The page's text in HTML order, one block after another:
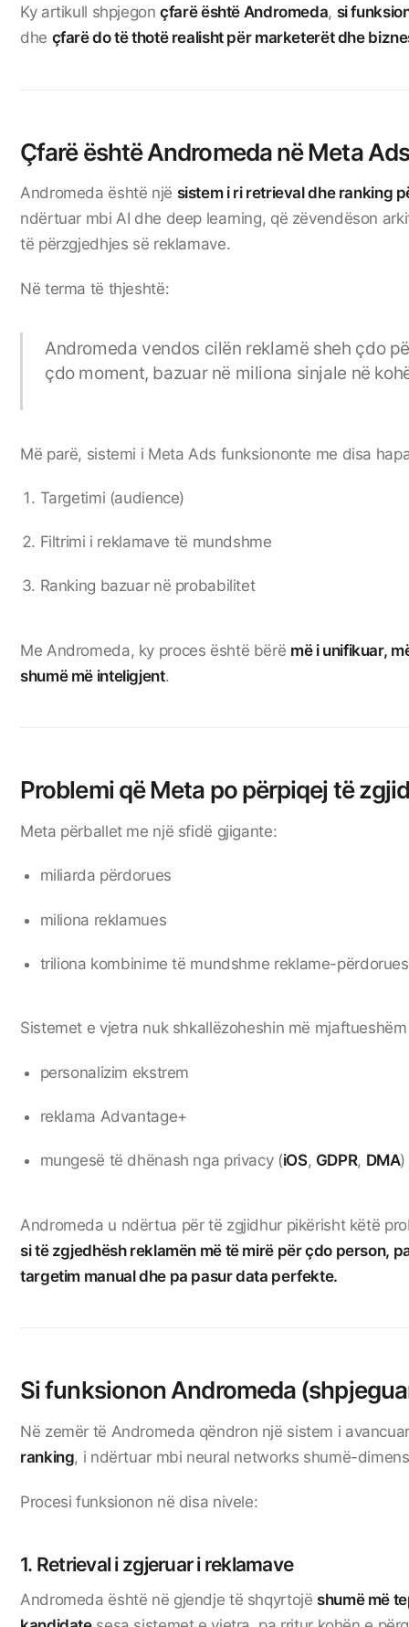
Ky artikull shpjegonçfarë është Andromeda, si
dhe çfarë do të thotë realisht për marketerët dhe
Çfarë është Andromeda në Meta Ads
Andromeda është një sistem i ri retrieval dhe ranking
ndërtuar mbi AI dhe deep learning, që zëvendëson
të përzgjedhjes së reklamave.
Në terma të thjeshtë:
Andromeda vendos cilën reklamë sheh çdo
çdo moment, bazuar në miliona sinjale në
Më parë, sistemi i Meta Ads funksiononte me disa
Targetimi (audience)
Filtrimi i reklamave të mundshme
Ranking bazuar në probabilitet
Me Andromeda, ky proces është bërë më i unifikuar,
shumë më inteligjent.
Problemi që Meta po përpiqej të
Meta përballet me një sfidë gjigante:
miliarda përdorues
miliona reklamues
triliona kombinime të mundshme reklame-përdorues
Sistemet e vjetra nuk shkallëzoheshin më
personalizim ekstrem
reklama Advantage+
mungesë të dhënash nga privacy (iOS, GDPR, DMA)
Andromeda u ndërtua për të zgjidhur pikërisht këtë
si të zgjedhësh reklamën më të mirë për çdo person,
targetim manual dhe pa pasur data perfekte.
Si funksionon Andromeda
Në zemër të Andromeda qëndron një sistem i
ranking, i ndërtuar mbi neural networks shumë-
Procesi funksionon në disa nivele:
1. Retrieval i zgjeruar i reklamave
Andromeda është në gjendje të shqyrtojëshumë më